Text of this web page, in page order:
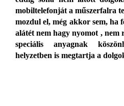
mobiltelefonját a műszerfalra
mozdul el, még akkor sem, ha
alátét nem hagy nyomot , nem
speciális anyagnak
helyzetben is megtartja a